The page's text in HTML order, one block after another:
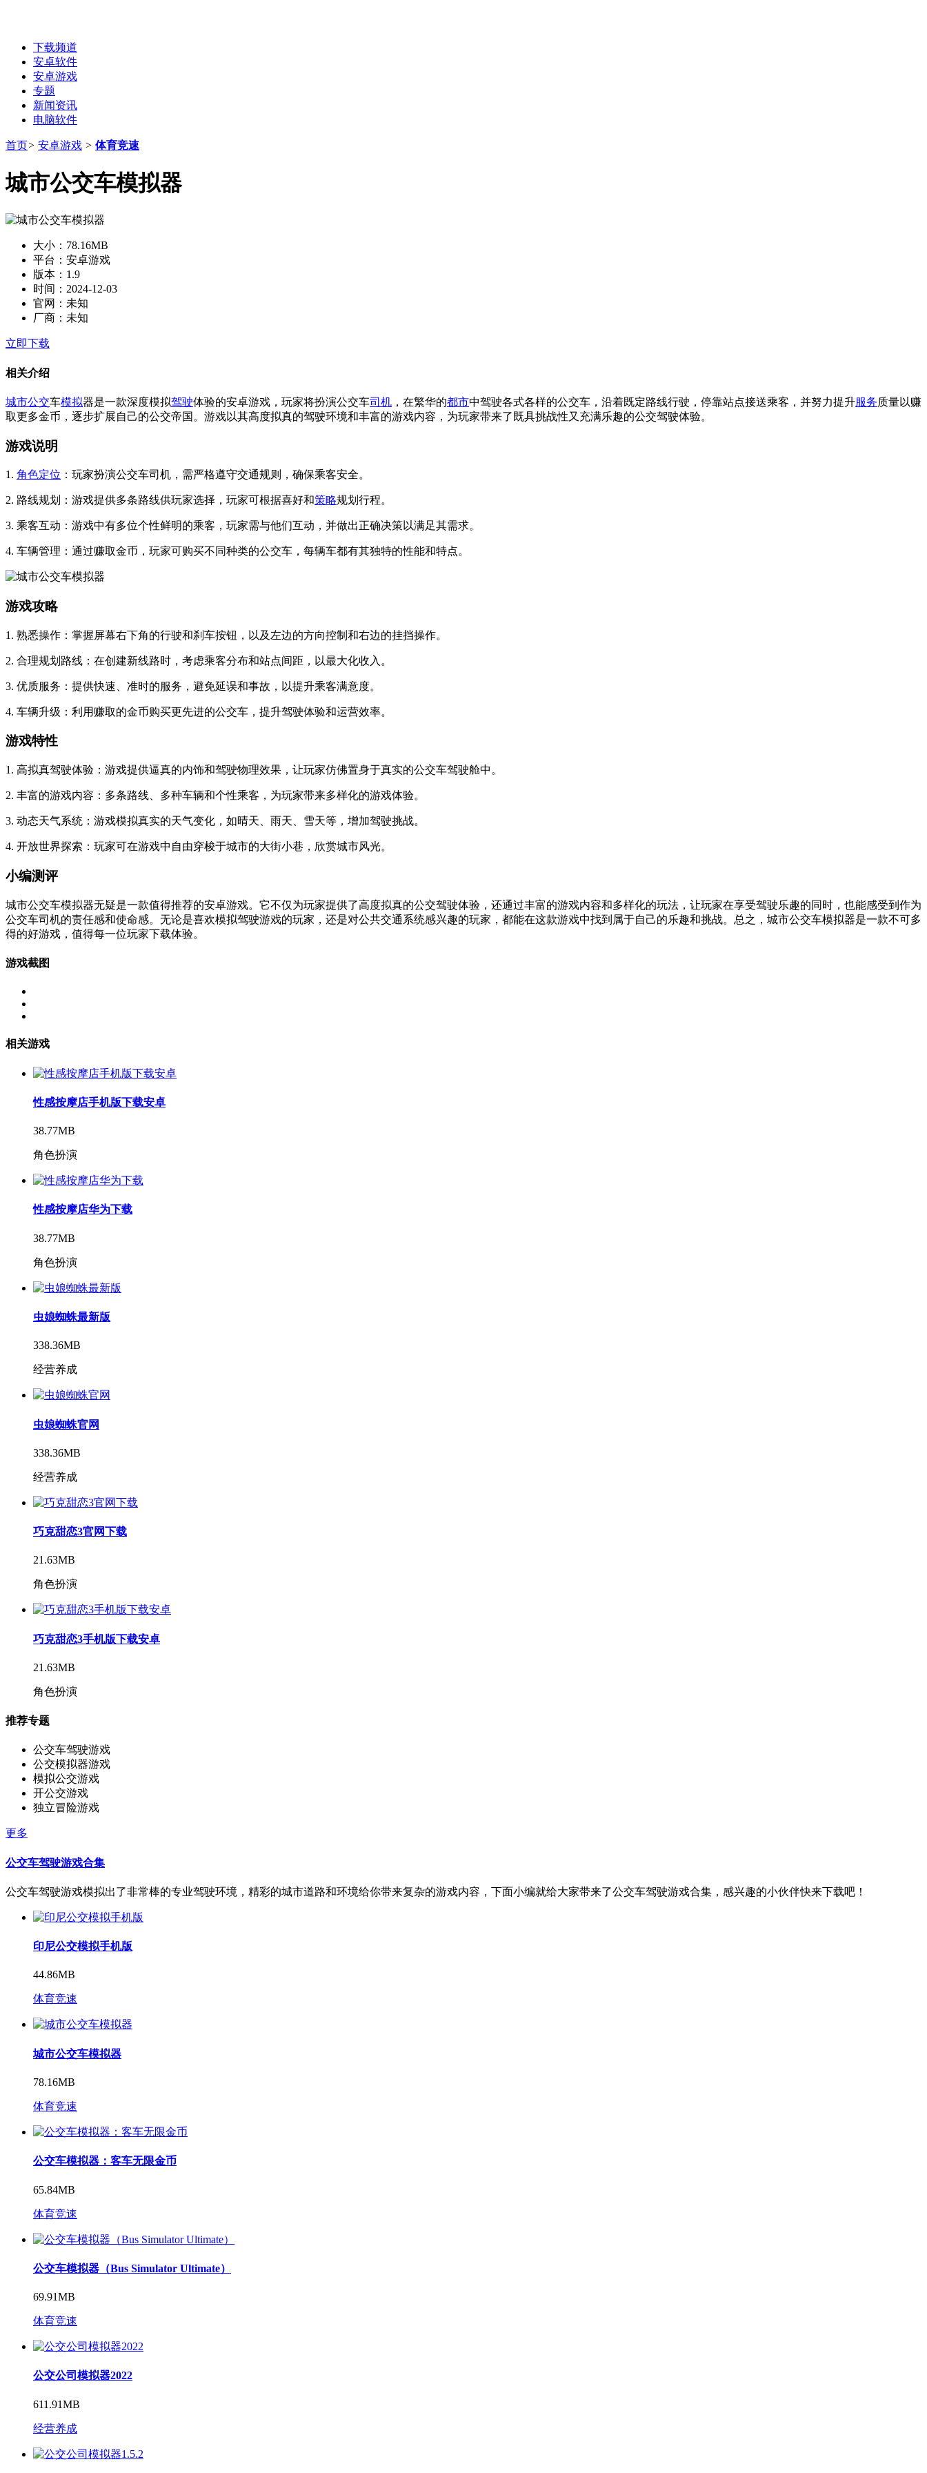
下载频道
安卓软件
安卓游戏
专题
新闻资讯
电脑软件
首页> 安卓游戏 > 体育竞速
城市公交车模拟器
大小： 78.16MB
平台： 安卓游戏
版本： 1.9
时间： 2024-12-03
官网： 未知
厂商： 未知
立即下载
相关介绍
城市公交车模拟器是一款深度模拟驾驶体验的安卓游戏，玩家将扮演公交车司机 ，在繁华的都市中驾驶各式各样的公交车，沿着既定路线行驶，停靠站点接送乘客，并努力提升服务质量以赚
取更多金币，逐步扩展自己的公交帝国。游戏以其高度拟真的驾驶环境和丰富的游戏内容，为玩家带来了既具挑战性又充满乐趣的公交驾驶体验。
游戏说明
1. 角色定位 ：玩家扮演公交车司机，需严格遵守交通规则，确保乘客安全。
2. 路线规划：游戏提供多条路线供玩家选择，玩家可根据喜好和策略规划行程。
3. 乘客互动：游戏中有多位个性鲜明的乘客，玩家需与他们互动，并做出正确决策以满足其需求。
4. 车辆管理：通过赚取金币，玩家可购买不同种类的公交车，每辆车都有其独特的性能和特点。
游戏攻略
1. 熟悉操作：掌握屏幕右下角的行驶和刹车按钮，以及左边的方向控制和右边的挂挡操作。
2. 合理规划路线：在创建新线路时，考虑乘客分布和站点间距，以最大化收入。
3. 优质服务：提供快速、准时的服务，避免延误和事故，以提升乘客满意度。
4. 车辆升级：利用赚取的金币购买更先进的公交车，提升驾驶体验和运营效率。
游戏特性
1. 高拟真驾驶体验：游戏提供逼真的内饰和驾驶物理效果，让玩家仿佛置身于真实的公交车驾驶舱中。
2. 丰富的游戏内容：多条路线、多种车辆和个性乘客，为玩家带来多样化的游戏体验。
3. 动态天气系统：游戏模拟真实的天气变化，如晴天、雨天、雪天等，增加驾驶挑战。
4. 开放世界探索：玩家可在游戏中自由穿梭于城市的大街小巷，欣赏城市风光。
小编测评
城市公交车模拟器无疑是一款值得推荐的安卓游戏。它不仅为玩家提供了高度拟真的公交驾驶体验，还通过丰富的游戏内容和多样化的玩法，让玩家在享受驾驶乐趣的同时，也能感受到作为
公交车司机的责任感和使命感。无论是喜欢模拟驾驶游戏的玩家，还是对公共交通系统感兴趣的玩家，都能在这款游戏中找到属于自己的乐趣和挑战。总之，城市公交车模拟器是一款不可多
得的好游戏，值得每一位玩家下载体验。
游戏截图
相关游戏
性感按摩店手机版下载安卓
38.77MB
角色扮演
性感按摩店华为下载
38.77MB
角色扮演
虫娘蜘蛛最新版
338.36MB
经营养成
虫娘蜘蛛官网
338.36MB
经营养成
巧克甜恋3官网下载
21.63MB
角色扮演
巧克甜恋3手机版下载安卓
21.63MB
角色扮演
推荐专题
公交车驾驶游戏
公交模拟器游戏
模拟公交游戏
开公交游戏
独立冒险游戏
更多
公交车驾驶游戏合集
公交车驾驶游戏模拟出了非常棒的专业驾驶环境，精彩的城市道路和环境给你带来复杂的游戏内容，下面小编就给大家带来了公交车驾驶游戏合集，感兴趣的小伙伴快来下载吧！
印尼公交模拟手机版
44.86MB
体育竞速
城市公交车模拟器
78.16MB
体育竞速
公交车模拟器：客车无限金币
65.84MB
体育竞速
公交车模拟器（Bus Simulator Ultimate）
69.91MB
体育竞速
公交公司模拟器2022
611.91MB
经营养成